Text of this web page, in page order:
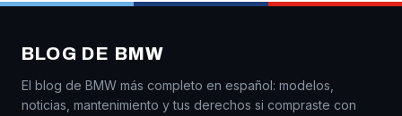
BLOG DE BMW
El blog de BMW más completo en español: modelos,
noticias, mantenimiento y tus derechos si compraste con